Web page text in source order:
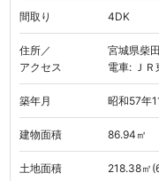
間取り 4DK
住所／
アクセス
宮城県柴
電車: Ｊ
築年月 昭和57年
建物面積 86.94㎡
土地面積 218.38㎡